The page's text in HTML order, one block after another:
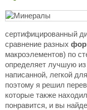
сертифицированный
сравнение разных
макроэлементов) по
определяет лучшую из
написанной, легкой
поэтому я решил
которые также
понравится, и вы